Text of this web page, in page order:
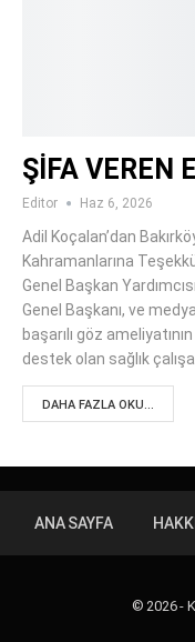
ŞİFA VEREN
Editor Haz 6, 2026
Adil Koçalan’dan
Kahramanlarına
Genel Başkan
Genel Başkanı, ve
başarılı göz
destek olan sağlık
DAHA FAZLA OKU...
ANA SAYFA
© 2026 -